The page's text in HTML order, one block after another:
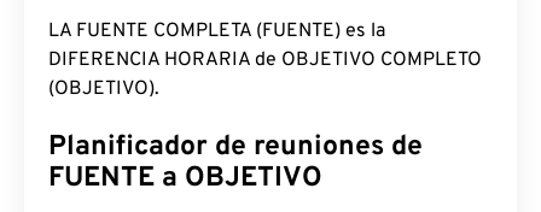
LA FUENTE COMPLETA (FUENTE) es la
DIFERENCIA HORARIA de OBJETIVO COMPLETO
(OBJETIVO).
Planificador de reuniones de
FUENTE a OBJETIVO